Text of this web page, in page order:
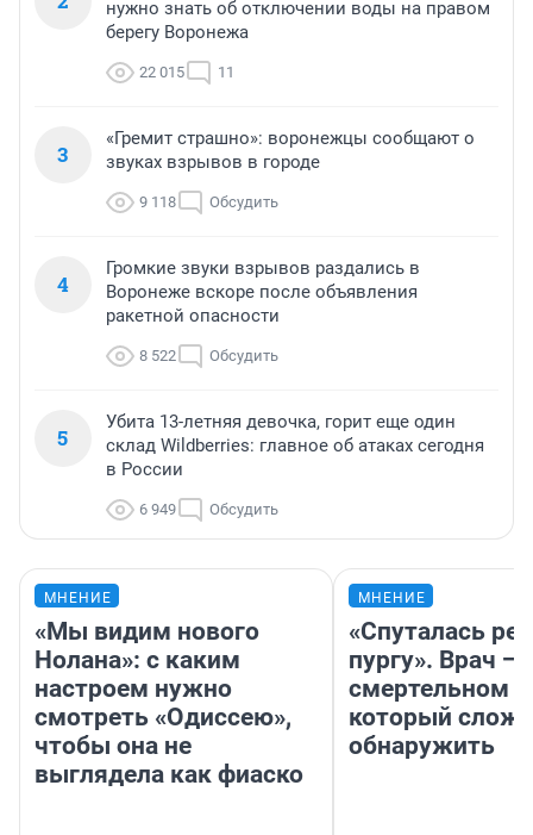
нужно знать об отключении воды на правом
берегу Воронежа
22 015 11
3
«Гремит страшно»: воронежцы сообщают о
звуках взрывов в городе
9 118 Обсудить
4
Громкие звуки взрывов раздались в
Воронеже вскоре после объявления
ракетной опасности
8 522 Обсудить
5
Убита 13-летняя девочка, горит еще один
склад Wildberries: главное об атаках сегодня
в России
6 949 Обсудить
МНЕНИЕ
«Мы видим нового
Нолана»: с каким
настроем нужно
смотреть «Одиссею»,
чтобы она не
выглядела как фиаско
МНЕНИЕ
«Спуталась
пургу». Врач —
смертельном
который
обнаружить